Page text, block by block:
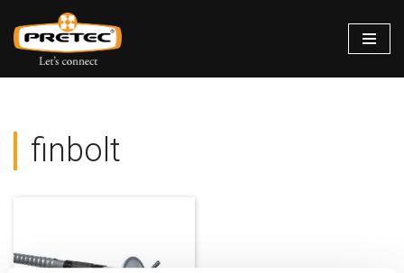
Siirry
suoraan
finbolt